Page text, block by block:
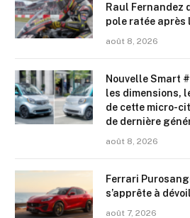
Raul Fernandez
pole ratée
août 8, 2026
Nouvelle Smart
les dimensions,
de cette micro-
de dernière
août 8, 2026
Ferrari
s’apprête à
août 7, 2026